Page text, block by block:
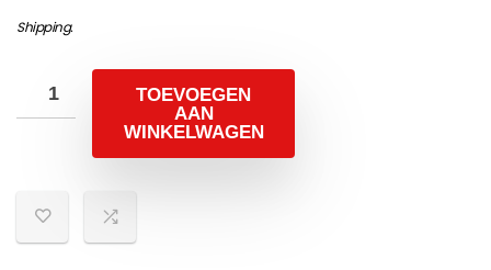
Shipping.
TOEVOEGEN
AAN
WINKELWAGEN